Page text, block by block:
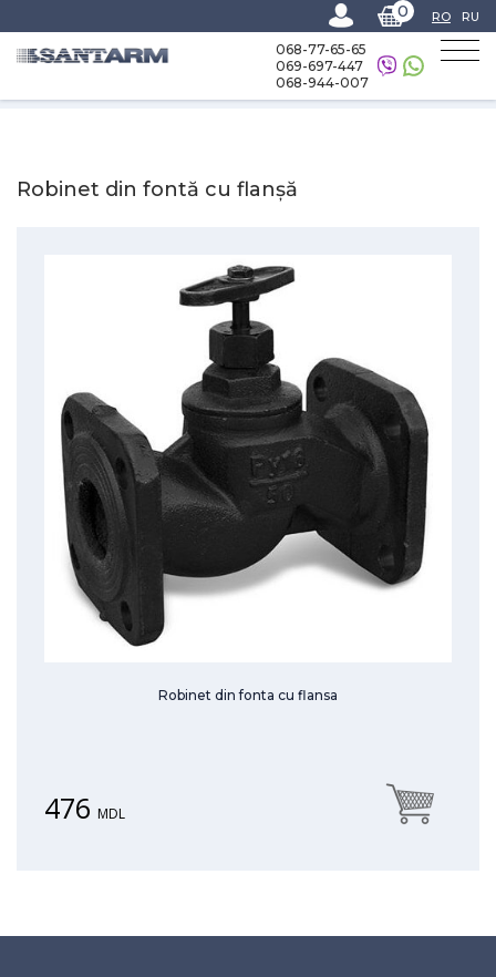
0 RO RU
068-77-65-65
069-697-447
068-944-007
Robinet din fontă cu flanșă
Robinet din fontă cu flanșă
Robinet din fonta cu flansa
476 MDL